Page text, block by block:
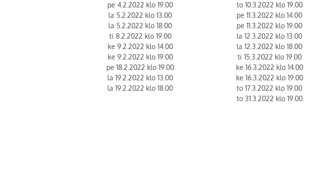
pe 4.2.2022 klo 19.00
la 5.2.2022 klo 13.00
la 5.2.2022 klo 18.00
ti 8.2.2022 klo 19.00
ke 9.2.2022 klo 14.00
ke 9.2.2022 klo 19.00
pe 18.2.2022 klo 19.00
la 19.2.2022 klo 13.00
la 19.2.2022 klo 18.00
to 10.3.2022 klo 19.00
pe 11.3.2022 klo 14.00
pe 11.3.2022 klo 19.00
la 12.3.2022 klo 13.00
la 12.3.2022 klo 18.00
ti 15.3.2022 klo 19.00
ke 16.3.2022 klo 14.00
ke 16.3.2022 klo 19.00
to 17.3.2022 klo 19.00
to 31.3.2022 klo 19.00